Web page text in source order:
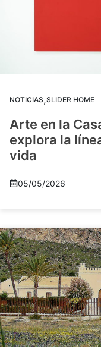
NOTICIAS,SLIDER HOME
Arte en la
explora la
vida
05/05/2026